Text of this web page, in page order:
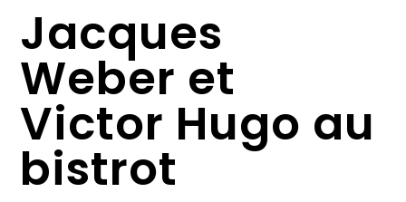
Jacques
Weber et
Victor Hugo au
bistrot